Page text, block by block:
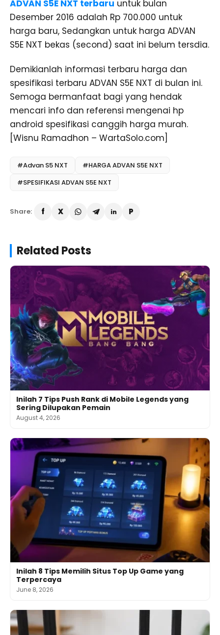
ADVAN S5E NXT terbaru untuk bulan
Desember 2016 adalah Rp 700.000 untuk
harga baru, Sedangkan untuk harga ADVAN
S5E NXT bekas (second) saat ini belum tersdia.
Demikianlah informasi terbaru harga dan
spesifikasi terbaru ADVAN S5E NXT di bulan ini.
Semoga bermanfaat bagi yang hendak
mencari info dan referensi mengenai hp
android spesifikasi canggih harga murah.
[Wisnu Ramadhon – WartaSolo.com]
#Advan S5 NXT
#HARGA ADVAN S5E NXT
#SPESIFIKASI ADVAN S5E NXT
Share:
Related Posts
Inilah 7 Tips Push Rank di Mobile Legends yang
Sering Dilupakan Pemain
August 4, 2026
Inilah 8 Tips Memilih Situs Top Up Game yang
Terpercaya
June 8, 2026